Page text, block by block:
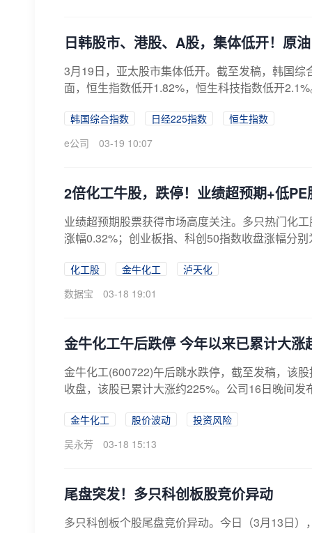
日韩股市、港股、A股，集体低开！原
3月19日，亚太股市集体低开。截至发稿，韩国
面，恒生指数低开1.82%，恒生科技指数低开
韩国综合指数 日经225指数
恒生指数
e公司
03-19 10:07
2倍化工牛股，跌停！业绩超预期+低
业绩超预期股票获得市场高度关注。多只热门化
涨幅0.32%；创业板指、科创50指数收盘涨幅分
化工股 金牛化工
泸天化
数据宝
03-18 19:01
金牛化工午后跌停 今年以来已累计大涨
金牛化工(600722)午后跳水跌停，截至发稿，该
收盘，该股已累计大涨约225%。公司16日晚间
金牛化工 股价波动
投资风险
吴永芳
03-18 15:13
尾盘突发！多只科创板股竞价异动
多只科创板个股尾盘竞价异动。今日（3月13日